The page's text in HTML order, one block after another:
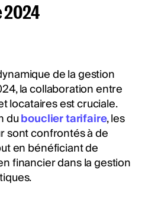
2024
de la gestion
la collaboration entre
locataires est cruciale.
dubouclier tarifaire, les
sont confrontés à de
en bénéficiant de
financier dans la gestion